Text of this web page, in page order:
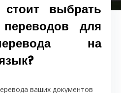
выбрать
для
на
ваших документов